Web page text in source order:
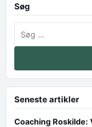
Søg
Seneste artikler
Coaching